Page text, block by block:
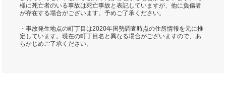
様に死亡者のいる事故は死亡事故と表記していますが、他に負傷者
が存在する場合がございます。予めご了承ください。
・事故発生地点の町丁目は2020年国勢調査時点の住所情報を元に推
定しています。現在の町丁目名と異なる場合がございますので、あ
らかじめご了承ください。